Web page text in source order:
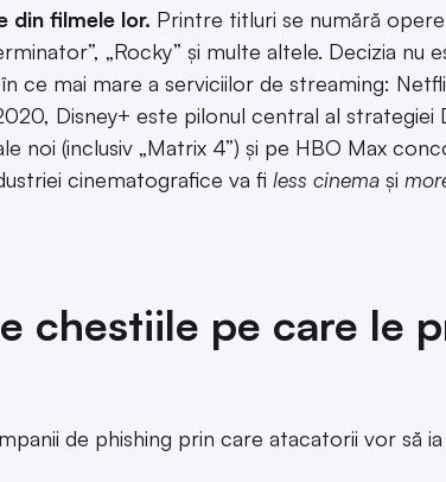
din filmele lor. Printre titluri se numără
„Rocky” și multe altele. Decizia nu
ce mai mare a serviciilor de streaming:
Disney+ este pilonul central al strategiei
noi (inclusiv „Matrix 4”) și pe HBO Max
cinematografice va fi less cinema și
chestiile pe care le
de phishing prin care atacatorii vor să